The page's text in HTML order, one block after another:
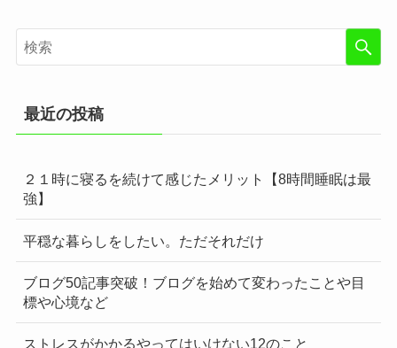
最近の投稿
２１時に寝るを続けて感じたメリット【8時間睡眠は最
強】
平穏な暮らしをしたい。ただそれだけ
ブログ50記事突破！ブログを始めて変わったことや目
標や心境など
ストレスがかかるやってはいけない12のこと